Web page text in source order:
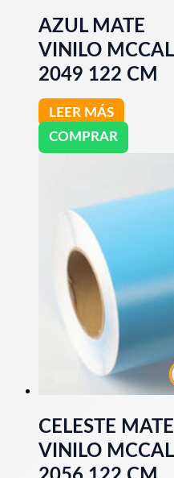
AZUL MATE
VINILO MCCAL
2049 122 CM
LEER MÁS
COMPRAR
CELESTE MATE
VINILO MCCAL